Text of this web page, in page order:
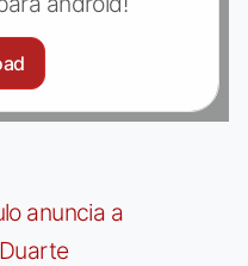
anuncia a